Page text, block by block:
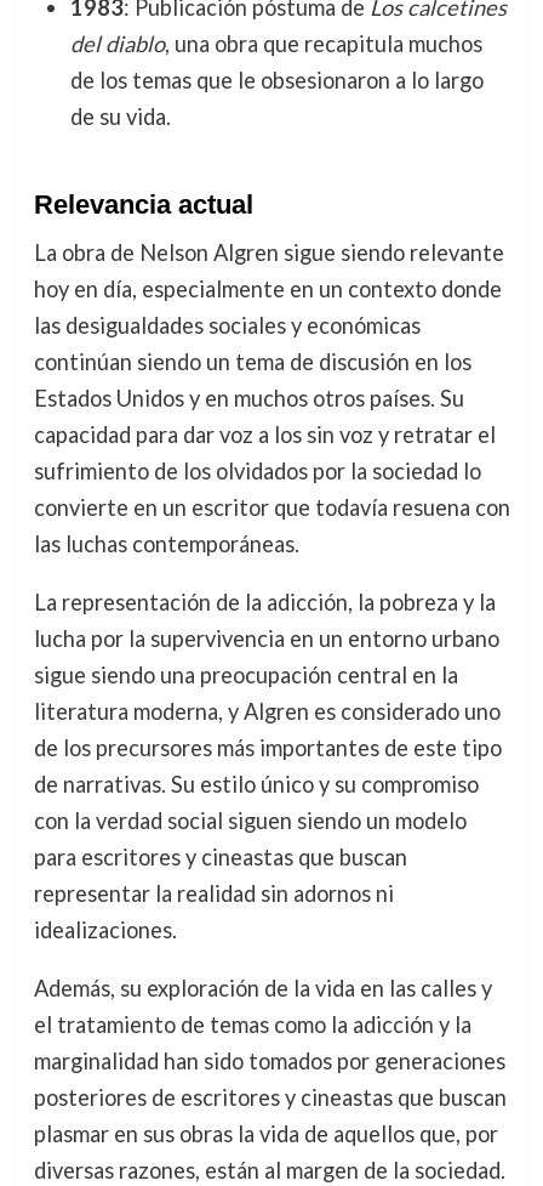
1983: Publicación póstuma de Los calcetines
del diablo, una obra que recapitula muchos
de los temas que le obsesionaron a lo largo
de su vida.
Relevancia actual
La obra de Nelson Algren sigue siendo relevante
hoy en día, especialmente en un contexto donde
las desigualdades sociales y económicas
continúan siendo un tema de discusión en los
Estados Unidos y en muchos otros países. Su
capacidad para dar voz a los sin voz y retratar el
sufrimiento de los olvidados por la sociedad lo
convierte en un escritor que todavía resuena con
las luchas contemporáneas.
La representación de la adicción, la pobreza y la
lucha por la supervivencia en un entorno urbano
sigue siendo una preocupación central en la
literatura moderna, y Algren es considerado uno
de los precursores más importantes de este tipo
de narrativas. Su estilo único y su compromiso
con la verdad social siguen siendo un modelo
para escritores y cineastas que buscan
representar la realidad sin adornos ni
idealizaciones.
Además, su exploración de la vida en las calles y
el tratamiento de temas como la adicción y la
marginalidad han sido tomados por generaciones
posteriores de escritores y cineastas que buscan
plasmar en sus obras la vida de aquellos que, por
diversas razones, están al margen de la sociedad.